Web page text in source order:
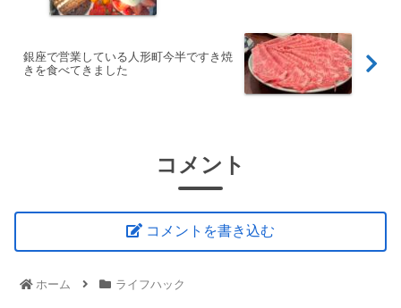
銀座で営業している人形町今半ですき焼
きを食べてきました
コメント
コメントを書き込む
ホーム ライフハック